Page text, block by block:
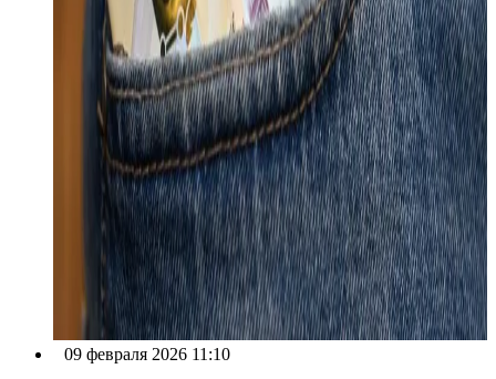
09 февраля 2026 11:10